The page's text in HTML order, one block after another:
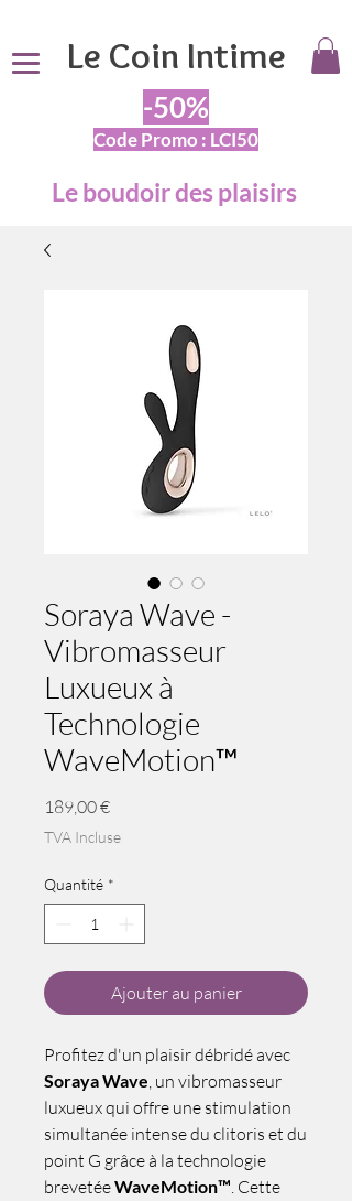
Le Coin Intime
Le boudoir des plaisirs
-50%
Code Promo : LCI50
Soraya Wave -
Vibromasseur
Luxueux à
Technologie
WaveMotion™
189,00 €Prix
TVA Incluse
Quantité *
Ajouter au panier
Profitez d'un plaisir débridé avec
Soraya Wave, un vibromasseur
luxueux qui offre une stimulation
simultanée intense du clitoris et du
point G grâce à la technologie
brevetéeWaveMotion™. Cette